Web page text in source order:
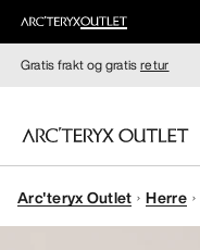
Gratis frakt og gratisretur
DAMER
Arc'teryx Outlet Herre